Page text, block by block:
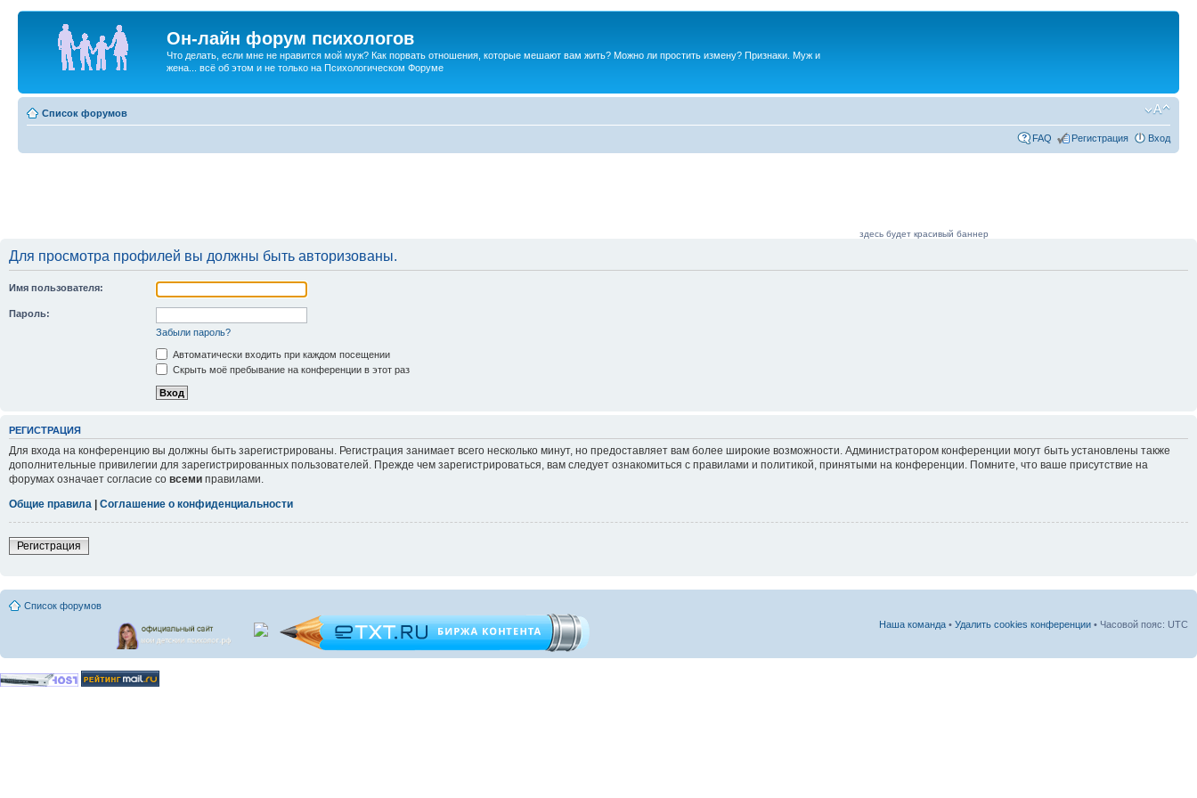
Он-лайн форум психологов
Что делать, если мне не нравится мой муж? Как порвать отношения, которые мешают вам жить? Можно ли простить измену? Признаки. Муж и
жена... всё об этом и не только на Психологическом Форуме
Список форумов
FAQ Регистрация Вход
здесь будет красивый баннер
Для просмотра профилей вы должны быть авторизованы.
Имя пользователя:
Пароль:
Забыли пароль?
Автоматически входить при каждом посещении
Скрыть моё пребывание на конференции в этот раз
РЕГИСТРАЦИЯ
Для входа на конференцию вы должны быть зарегистрированы. Регистрация занимает всего несколько минут, но предоставляет вам более широкие возможности. Администратором конференции могут быть установлены также
дополнительные привилегии для зарегистрированных пользователей. Прежде чем зарегистрироваться, вам следует ознакомиться с правилами и политикой, принятыми на конференции. Помните, что ваше присутствие на
форумах означает согласие со всеми правилами.
Общие правила
Соглашение о конфиденциальности
Регистрация
Список форумов
Наша команда • Удалить cookies конференции • Часовой пояс: UTC